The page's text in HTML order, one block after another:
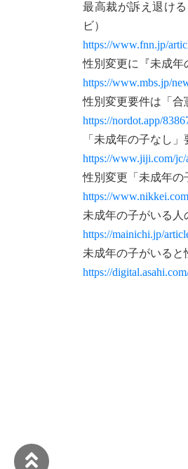
最高裁が訴え退け
ビ）
https://www.fnn.jp/
性別変更に『未成
https://www.mbs.jp/
性別変更要件は「
https://nordot.app/
「未成年の子なし
https://www.jiji.com/jc/
性別変更「未成年
https://
未成年の子がいる人
https://mainichi.jp/
未成年の子がいる
https://